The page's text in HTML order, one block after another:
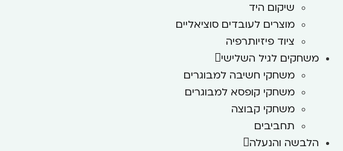
שיקום היד
מוצרים לעובדים סוציאליים
ציוד פיזיותרפיה
משחקים לגיל השלישי
משחקי חשיבה למבוגרים
משחקי קופסא למבוגרים
משחקי קבוצה
תחביבים
הלבשה והנעלה